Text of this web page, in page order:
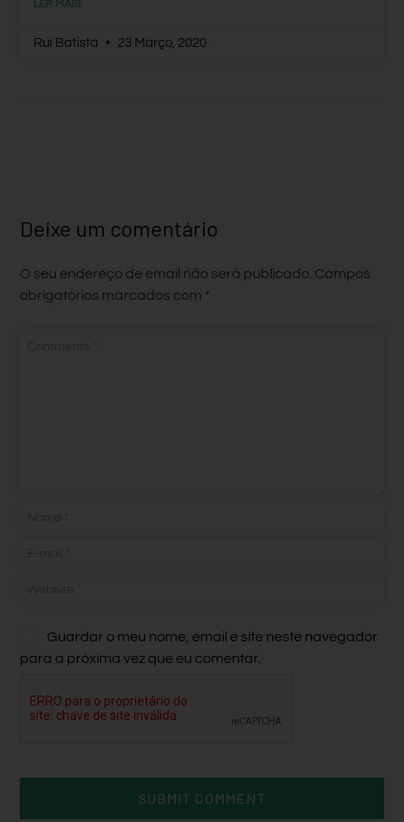
LER MAIS
Rui Batista 23 Março, 2020
Deixe um comentário
O seu endereço de email não será publicado. Campos
obrigatórios marcados com *
Guardar o meu nome, email e site neste navegador
para a próxima vez que eu comentar.